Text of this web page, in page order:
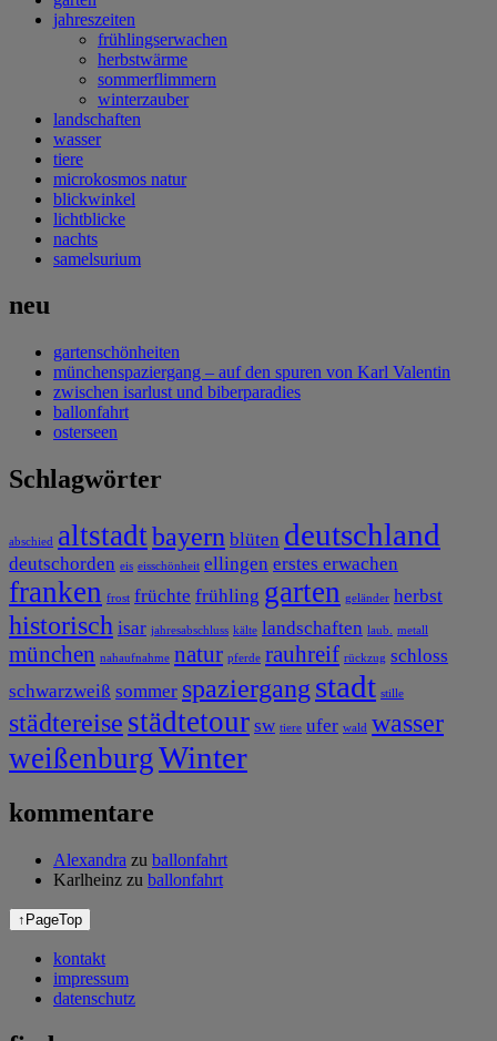
jahreszeiten
frühlingserwachen
herbstwärme
sommerflimmern
winterzauber
landschaften
wasser
tiere
microkosmos natur
blickwinkel
lichtblicke
nachts
samelsurium
neu
gartenschönheiten
münchenspaziergang – auf den spuren von Karl Valentin
zwischen isarlust und biberparadies
ballonfahrt
osterseen
Schlagwörter
abschied altstadtbayern blüten deutschland
deutschorden eis eisschönheit ellingen erstes erwachen
franken frost früchte frühling garten geländer herbst
historisch isar jahresabschluss kälte landschaften laub. metall
münchen nahaufnahme natur pferde rauhreif rückzug schloss
schwarzweiß sommer spaziergang stadt stille
städtereise städtetour sw tiere ufer wald wasser
weißenburgWinter
kommentare
Alexandra zu ballonfahrt
Karlheinz zu ballonfahrt
↑ PageTop
kontakt
impressum
datenschutz